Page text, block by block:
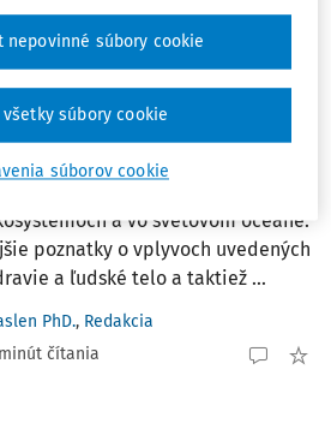
potenciálne riziká pre
prostredie
poznatkov v oblasti
a vo svetovom oceáne.
poznatky o vplyvoch uvedených
a ľudské telo a taktiež ...
PhD., Redakcia
čítania
súborov cookie
nepovinné súbory cookie
súbory cookie